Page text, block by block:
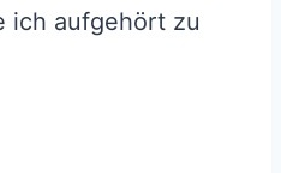
ich aufgehört zu